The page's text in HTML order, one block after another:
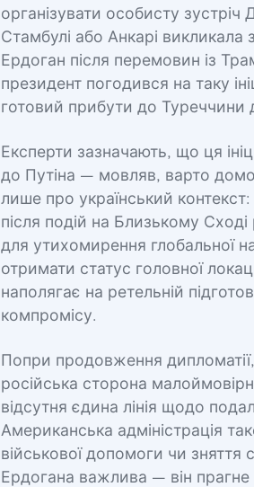
організувати особисту
Стамбулі або Анкарі викликала
Ердоган після перемовин із
президент погодився на таку
готовий прибути до Туреччини
Експерти зазначають, що ця
до Путіна — мовляв, варто
лише про український
після подій на Близькому
для утихомирення глобальної
отримати статус головної
наполягає на ретельній
компромісу.
Попри продовження
російська сторона
відсутня єдина лінія щодо
Американська адміністрація
військової допомоги чи зняття
Ердогана важлива — він